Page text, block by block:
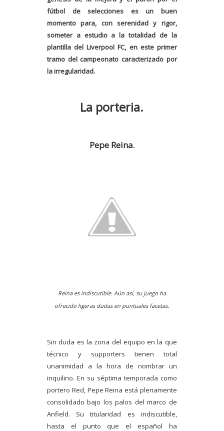
fútbol de selecciones es un buen
momento para, con serenidad y rigor,
someter a estudio a la totalidad de la
plantilla del Liverpool FC, en este primer
tramo del campeonato caracterizado por
la irregularidad.
La porteria.
Pepe Reina.
Reina es indiscutible. Aún así, su juego ha
ofrecido ligeras dudas en puntuales facetas.
Sin duda es la zona del equipo en la que
técnico y supporters tienen total
unanimidad a la hora de nombrar un
inquilino. En su séptima temporada como
portero Red, Pepe Reina está plenamente
consolidado bajo los palos del marco de
Anfield. Su titularidad es indiscutible,
hasta el punto que el español ha